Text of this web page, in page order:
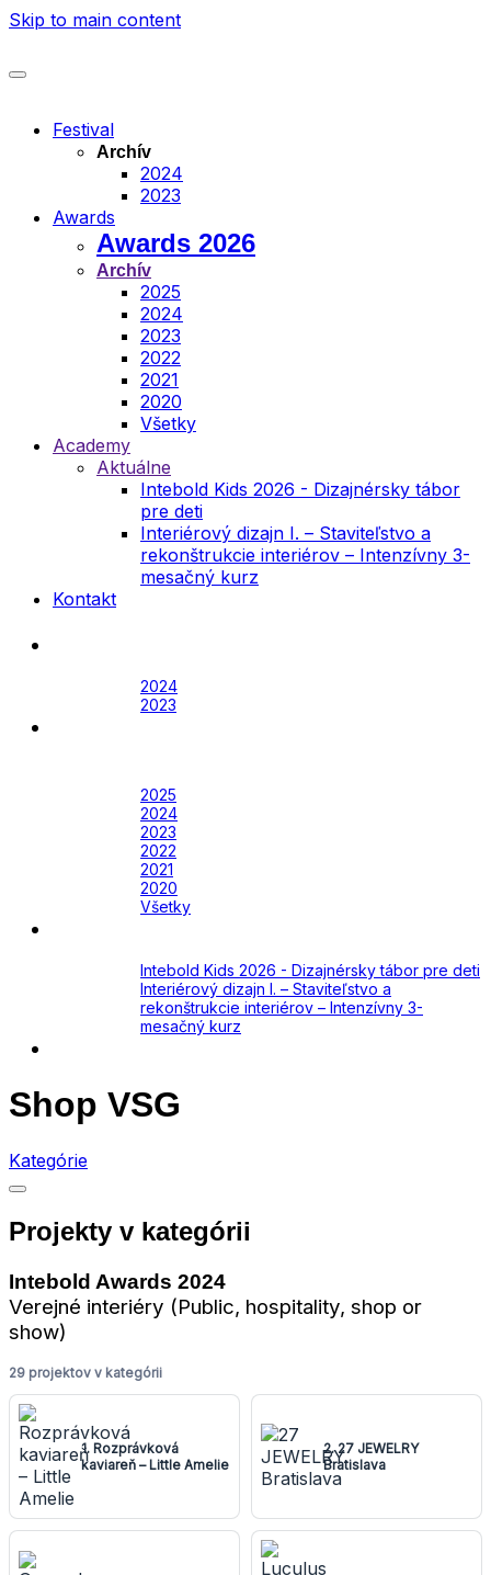
Skip to main content
Festival
Archív
2024
2023
Awards
Awards 2026
Archív
2025
2024
2023
2022
2021
2020
Všetky
Academy
Aktuálne
Intebold Kids 2026 - Dizajnérsky tábor
pre deti
Interiérový dizajn I. – Staviteľstvo a
rekonštrukcie interiérov – Intenzívny 3-
mesačný kurz
Kontakt
2024
2023
2025
2024
2023
2022
2021
2020
Všetky
Intebold Kids 2026 - Dizajnérsky tábor pre deti
Interiérový dizajn I. – Staviteľstvo a
rekonštrukcie interiérov – Intenzívny 3-
mesačný kurz
Shop VSG
Kategórie
Projekty v kategórii
Intebold Awards 2024
Verejné interiéry (Public, hospitality, shop or
show)
29 projektov v kategórii
1. Rozprávková
kaviareň – Little Amelie
2. 27 JEWELRY
Bratislava